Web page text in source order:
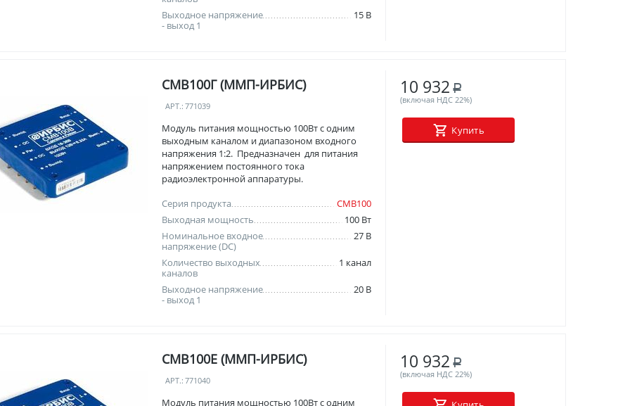
Выходное напряжение
- выход 1
15 В
СМВ100Г (ММП-ИРБИС)
АРТ.: 771039
Модуль питания мощностью 100Вт с одним
выходным каналом и диапазоном входного
напряжения 1:2. Предназначен для питания
напряжением постоянного тока
радиоэлектронной аппаратуры.
Серия продукта
СМВ100
Выходная мощность
100 Вт
Номинальное входное
напряжение (DC)
27 В
Количество выходных
каналов
1 канал
Выходное напряжение
- выход 1
20 В
10 932 Р
(включая НДС 22%)
Купить
СМВ100Е (ММП-ИРБИС)
АРТ.: 771040
Модуль питания мощностью 100Вт с одним
10 932 Р
(включая НДС 22%)